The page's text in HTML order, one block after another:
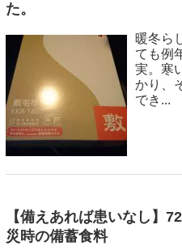
た。
暖冬ら
ても例
実。寒
かり、
でき...
【備えあれば患いなし】
災時の備蓄食料